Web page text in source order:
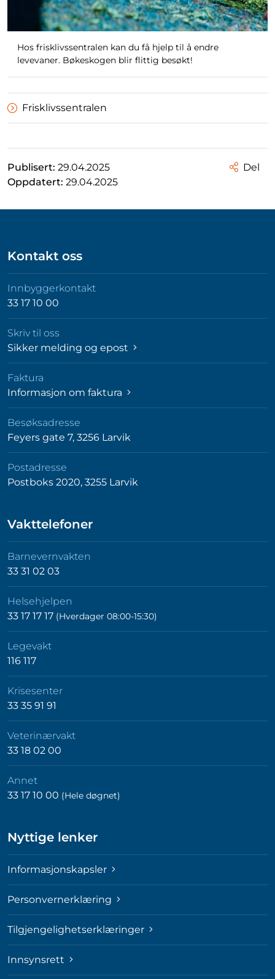
Hos frisklivssentralen kan du få hjelp til å endre
levevaner. Bøkeskogen blir flittig besøkt!
Frisklivssentralen
Publisert: 29.04.2025
Oppdatert: 29.04.2025
Del
Kontakt oss
Innbyggerkontakt
33 17 10 00
Skriv til oss
Sikker melding og epost
Faktura
Informasjon om faktura
Besøksadresse
Feyers gate 7, 3256 Larvik
Postadresse
Postboks 2020, 3255 Larvik
Vakttelefoner
Barnevernvakten
33 31 02 03
Helsehjelpen
33 17 17 17 (Hverdager 08:00-15:30)
Legevakt
116 117
Krisesenter
33 35 91 91
Veterinærvakt
33 18 02 00
Annet
33 17 10 00 (Hele døgnet)
Nyttige lenker
Informasjonskapsler
Personvernerklæring
Tilgjengelighetserklæringer
Innsynsrett